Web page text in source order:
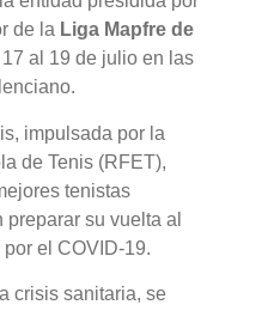
de la Liga Mapfre de
al 19 de julio en las
impulsada por la
de Tenis (RFET),
tenistas
su vuelta al
el COVID-19.
crisis sanitaria, se